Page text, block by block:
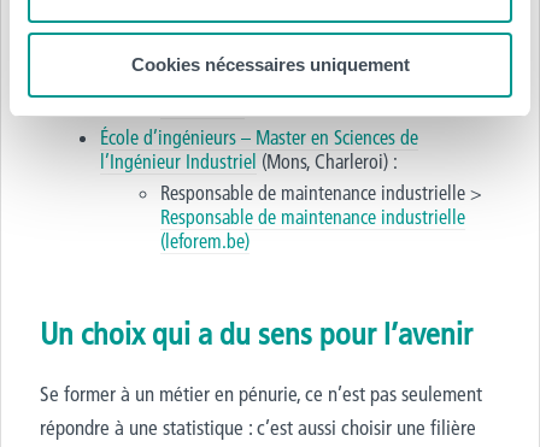
Cookies nécessaires uniquement
Electromécanicienne industrielle (leforem.be)
Technicien·ne de maintenance industrielle >
Technicien / Technicienne de maintenance
École d’ingénieurs – Master en Sciences de
l’Ingénieur Industriel (Mons, Charleroi) :
Responsable de maintenance industrielle >
Responsable de maintenance industrielle
(leforem.be)
Un choix qui a du sens pour l’avenir
Se former à un métier en pénurie, ce n’est pas seulement
répondre à une statistique : c’est aussi choisir une filière